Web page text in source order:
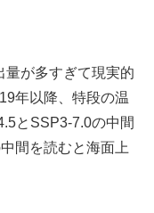
量が多すぎて現実的
年以降、特段の温
とSSP3-7.0の中間
間を読むと海面上